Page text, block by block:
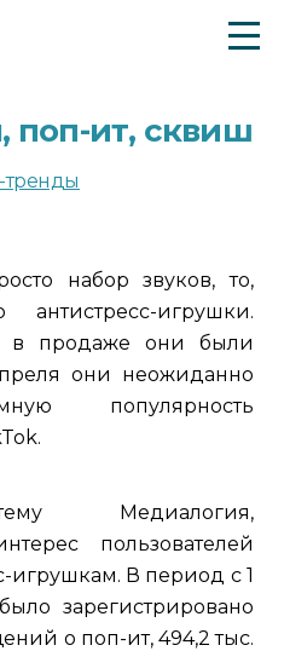
поп-ит, сквиш
тренды
набор звуков, то,
игрушки.
в продаже они были
они неожиданно
популярность
Медиалогия,
пользователей
игрушкам. В период с 1
зарегистрировано
о поп-ит, 494,2 тыс.